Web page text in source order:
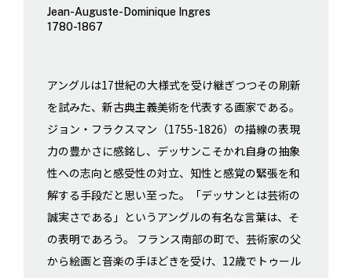
Jean-Auguste-Dominique Ingres
1780-1867
アングルは17世紀の大様式を受け継ぎつつその刷新
を試みた、新古典主義美術を代表する画家である。
ジョン・フラクスマン（1755-1826）の描線の表現
力の豊かさに感銘し、デッサンこそかれ自身の抽象
性への志向と感受性の対立、知性と感覚の緊張を和
解する手段だと思い至った。「デッサンとは芸術の
誠実さである」というアングルの有名な言葉は、そ
の表明であろう。 フランス南部の町で、芸術家の父
から絵画と音楽の手ほどきを受け、12歳でトゥール